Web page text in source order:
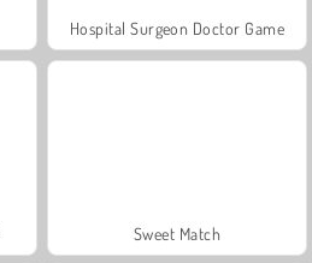
Hospital Surgeon Doctor Game
Sweet Match